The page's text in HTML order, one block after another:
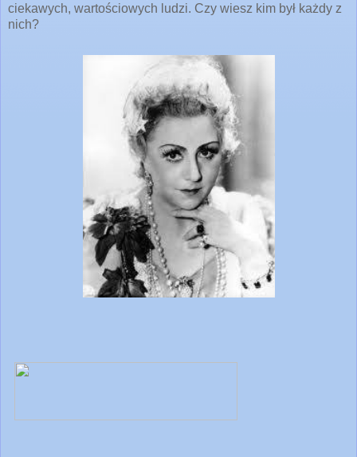
ciekawych, wartościowych ludzi. Czy wiesz kim był każdy z
nich?